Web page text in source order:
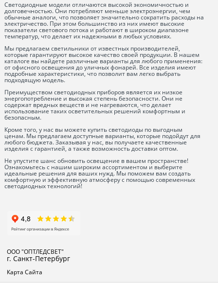
Светодиодные модели отличаются высокой экономичностью и
долговечностью. Они потребляют меньше электроэнергии, чем
обычные аналоги, что позволяет значительно сократить расходы на
электричество. При этом большинство из них имеют высокие
показатели светового потока и работают в широком диапазоне
температур, что делает их надежными в любых условиях.
Мы предлагаем светильники от известных производителей,
которые гарантируют высокое качество своей продукции. В нашем
каталоге вы найдете различные варианты для любого применения:
от офисного освещения до уличных фонарей. Все изделия имеют
подробные характеристики, что позволит вам легко выбрать
подходящую модель.
Преимуществом светодиодных приборов является их низкое
энергопотребление и высокая степень безопасности. Они не
содержат вредных веществ и не нагреваются, что делает
использование таких осветительных решений комфортным и
безопасным.
Кроме того, у нас вы можете купить светодиоды по выгодным
ценам. Мы предлагаем доступные варианты, которые подойдут для
любого бюджета. Заказывая у нас, вы получаете качественные
изделия с гарантией, а также возможность доставки оптом.
Не упустите шанс обновить освещение в вашем пространстве!
Ознакомьтесь с нашим широким ассортиментом и выберите
идеальные решения для ваших нужд. Мы поможем вам создать
комфортную и эффективную атмосферу с помощью современных
светодиодных технологий!
ООО "ОПТЛЕДСВЕТ"
г. Санкт-Петербург
Карта Сайта